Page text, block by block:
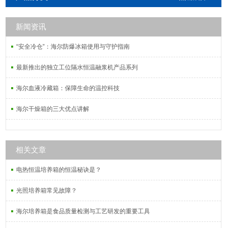
新闻资讯
“安全冷仓”：海尔防爆冰箱使用与守护指南
最新推出的独立工位隔水恒温融浆机产品系列
海尔血液冷藏箱：保障生命的温控科技
海尔干燥箱的三大优点讲解
相关文章
电热恒温培养箱的恒温秘诀是？
光照培养箱常见故障？
海尔培养箱是食品质量检测与工艺研发的重要工具